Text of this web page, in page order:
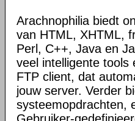
Arachnophilia biedt
van HTML, XHTML,
Perl, C++, Java en
veel intelligente tools
FTP client, dat
jouw server. Verder
systeemopdrachten,